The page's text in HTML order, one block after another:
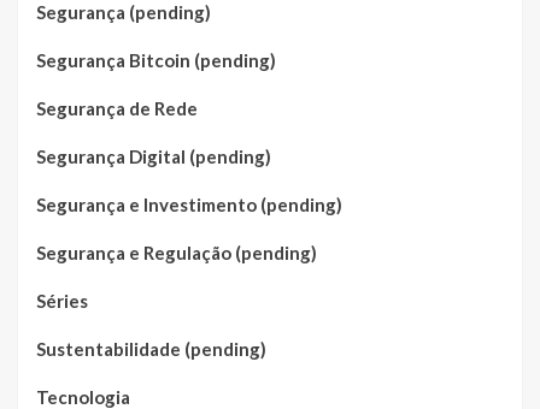
Segurança (pending)
Segurança Bitcoin (pending)
Segurança de Rede
Segurança Digital (pending)
Segurança e Investimento (pending)
Segurança e Regulação (pending)
Séries
Sustentabilidade (pending)
Tecnologia